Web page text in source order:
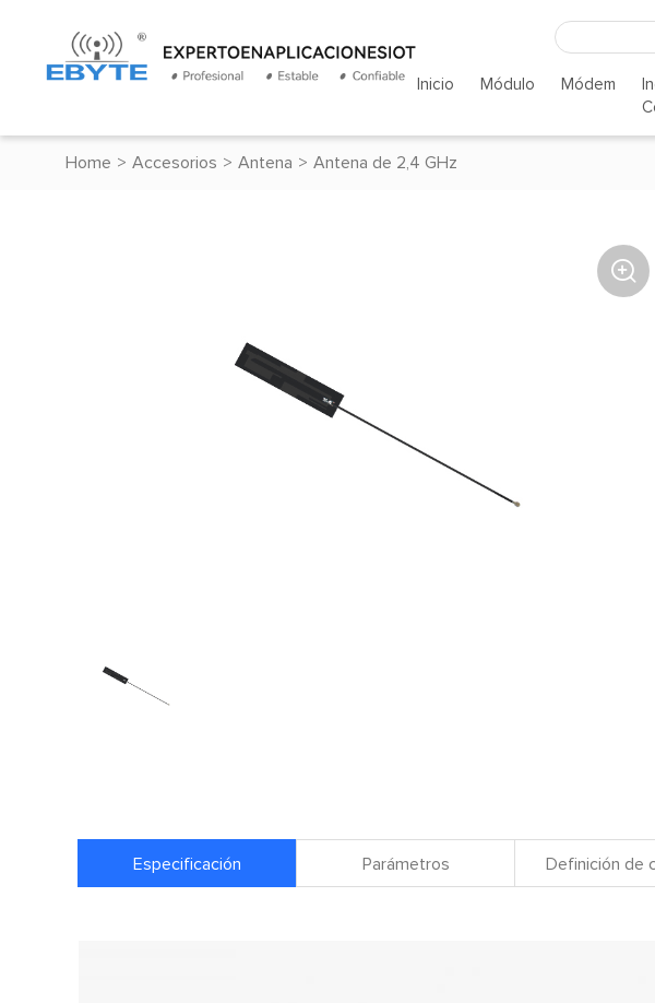
Inicio Módulo Módem
Home > Accesorios > Antena > Antena de 2,4 GHz

Especificación Parámetros Definición de